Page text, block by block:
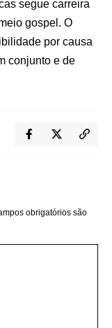
segue carreira
gospel. O
por causa
conjunto e de
obrigatórios são